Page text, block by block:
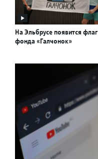
На Эльбрусе появится флаг
фонда «Галчонок»